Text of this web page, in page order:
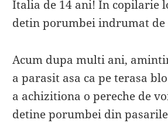
Italia de 14 ani! In copilarie
detin porumbei indrumat de
Acum dupa multi ani,
a parasit asa ca pe terasa
a achizitiona o pereche de
detine porumbei din